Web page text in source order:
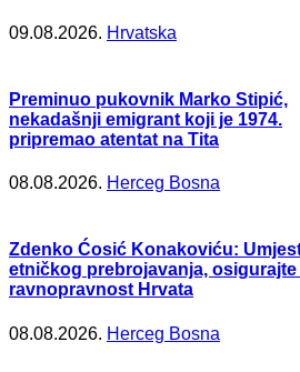
09.08.2026. Hrvatska
Preminuo pukovnik Marko Stipić,
nekadašnji emigrant koji je 1974.
pripremao atentat na Tita
08.08.2026. Herceg Bosna
Zdenko Ćosić Konakoviću:
etničkog prebrojavanja,
ravnopravnost Hrvata
08.08.2026. Herceg Bosna